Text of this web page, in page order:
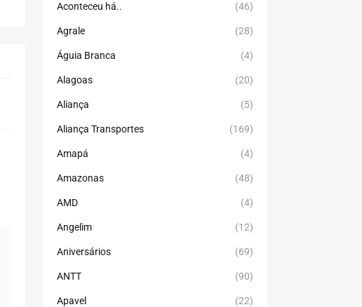
Aconteceu há.. (46)
Agrale (28)
Águia Branca (4)
Alagoas (20)
Aliança (5)
Aliança Transportes (169)
Amapá (4)
Amazonas (48)
AMD (4)
Angelim (12)
Aniversários (69)
ANTT (90)
Apavel (22)